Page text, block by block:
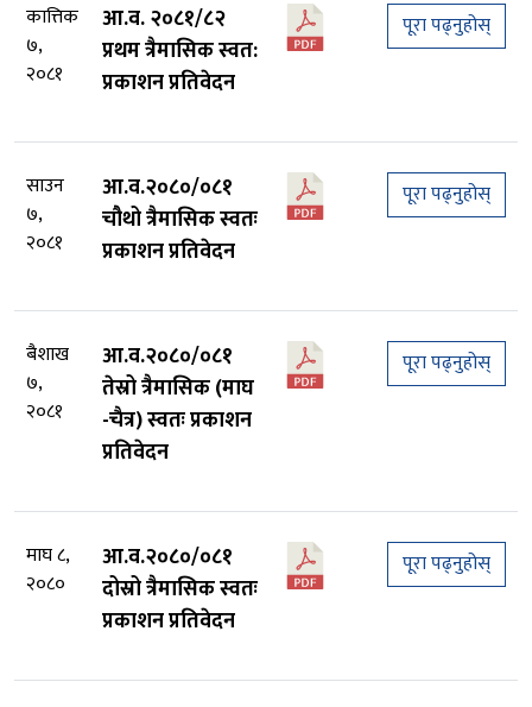
कात्तिक
७,
२०८१
आ.व. २०८१/८२
प्रथम त्रैमासिक स्वत:
प्रकाशन प्रतिवेदन
पूरा पढ्नुहोस्
साउन
७,
२०८१
आ.व.२०८०/०८१
चौथो त्रैमासिक स्वतः
प्रकाशन प्रतिवेदन
पूरा पढ्नुहोस्
बैशाख
७,
२०८१
आ.व.२०८०/०८१
तेस्रो त्रैमासिक (माघ
-चैत्र) स्वतः प्रकाशन
प्रतिवेदन
पूरा पढ्नुहोस्
माघ ८,
२०८०
आ.व.२०८०/०८१
दोस्रो त्रैमासिक स्वतः
प्रकाशन प्रतिवेदन
पूरा पढ्नुहोस्